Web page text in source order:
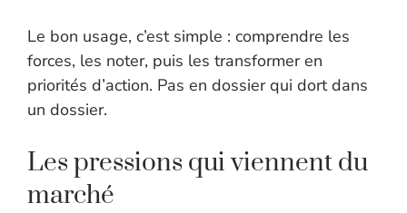
Le bon usage, c’est simple : comprendre les
forces, les noter, puis les transformer en
priorités d’action. Pas en dossier qui dort dans
un dossier.
Les pressions qui viennent du
marché